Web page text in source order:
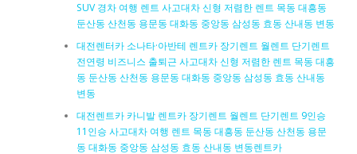
SUV 경차 여행 렌트 사고대차 신형 저렴한 렌트 목동 대흥동
둔산동 산천동 용문동 대화동 중앙동 삼성동 효동 산내동 변동
대전렌터카 소나타·아반테 렌트카 장기렌트 월렌트 단기렌트
전연령 비즈니스 출퇴근 사고대차 신형 저렴한 렌트 목동 대흥
동 둔산동 산천동 용문동 대화동 중앙동 삼성동 효동 산내동
변동
대전렌트카 카니발 렌트카 장기렌트 월렌트 단기렌트 9인승
11인승 사고대차 여행 렌트 목동 대흥동 둔산동 산천동 용문
동 대화동 중앙동 삼성동 효동 산내동 변동렌트카